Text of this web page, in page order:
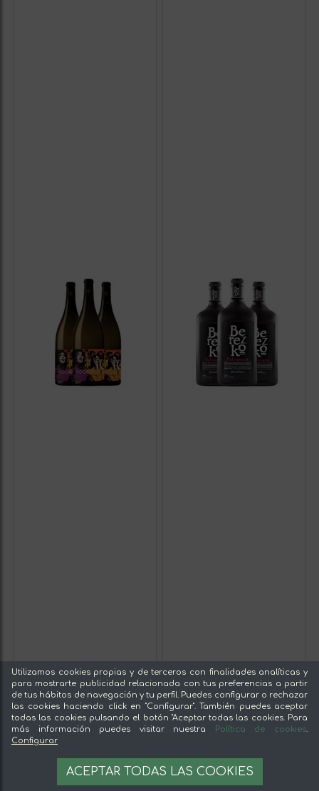
Utilizamos cookies propias y de terceros con finalidades analíticas y
para mostrarte publicidad relacionada con tus preferencias a partir
de tus hábitos de navegación y tu perfil. Puedes configurar o rechazar
las cookies haciendo click en "Configurar". También puedes aceptar
todas las cookies pulsando el botón "Aceptar todas las cookies. Para
más información puedes visitar nuestra
Política de cookies.
Configurar
ACEPTAR TODAS LAS COOKIES